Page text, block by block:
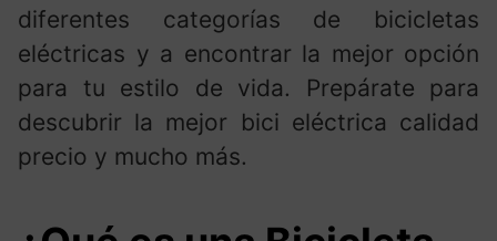
diferentes categorías de bicicletas
eléctricas y a encontrar la mejor opción
para tu estilo de vida. Prepárate para
descubrir la mejor bici eléctrica calidad
precio y mucho más.